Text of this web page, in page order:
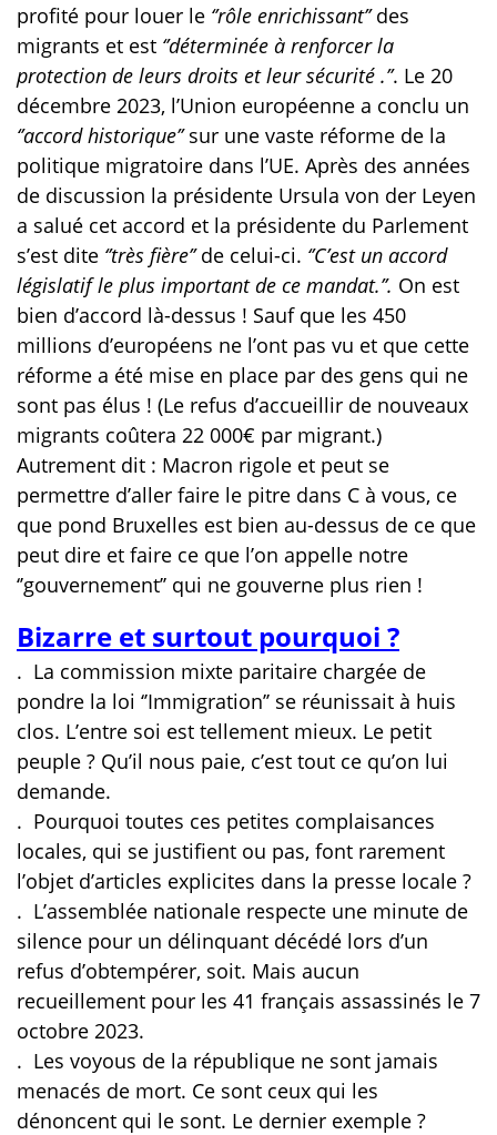
profité pour louer le ‘’rôle enrichissant’’des
migrants et est ‘’déterminée à renforcer la
protection de leurs droits et leur sécurité .’’. Le 20
décembre 2023, l’Union européenne a conclu un
‘’accord historique’’sur une vaste réforme de la
politique migratoire dans l’UE. Après des années
de discussion la présidente Ursula von der Leyen
a salué cet accord et la présidente du Parlement
s’est dite ‘’très fière’’de celui-ci. ‘’C’est un accord
législatif le plus important de ce mandat.’’. On est
bien d’accord là-dessus ! Sauf que les 450
millions d’européens ne l’ont pas vu et que cette
réforme a été mise en place par des gens qui ne
sont pas élus ! (Le refus d’accueillir de nouveaux
migrants coûtera 22 000€ par migrant.)
Autrement dit : Macron rigole et peut se
permettre d’aller faire le pitre dans C à vous, ce
que pond Bruxelles est bien au-dessus de ce que
peut dire et faire ce que l’on appelle notre
‘’gouvernement’’ qui ne gouverne plus rien !
Bizarre et surtout pourquoi ?
. La commission mixte paritaire chargée de
pondre la loi ‘’Immigration’’ se réunissait à huis
clos. L’entre soi est tellement mieux. Le petit
peuple ? Qu’il nous paie, c’est tout ce qu’on lui
demande.
. Pourquoi toutes ces petites complaisances
locales, qui se justifient ou pas, font rarement
l’objet d’articles explicites dans la presse locale ?
. L’assemblée nationale respecte une minute de
silence pour un délinquant décédé lors d’un
refus d’obtempérer, soit. Mais aucun
recueillement pour les 41 français assassinés le 7
octobre 2023.
. Les voyous de la république ne sont jamais
menacés de mort. Ce sont ceux qui les
dénoncent qui le sont. Le dernier exemple ?